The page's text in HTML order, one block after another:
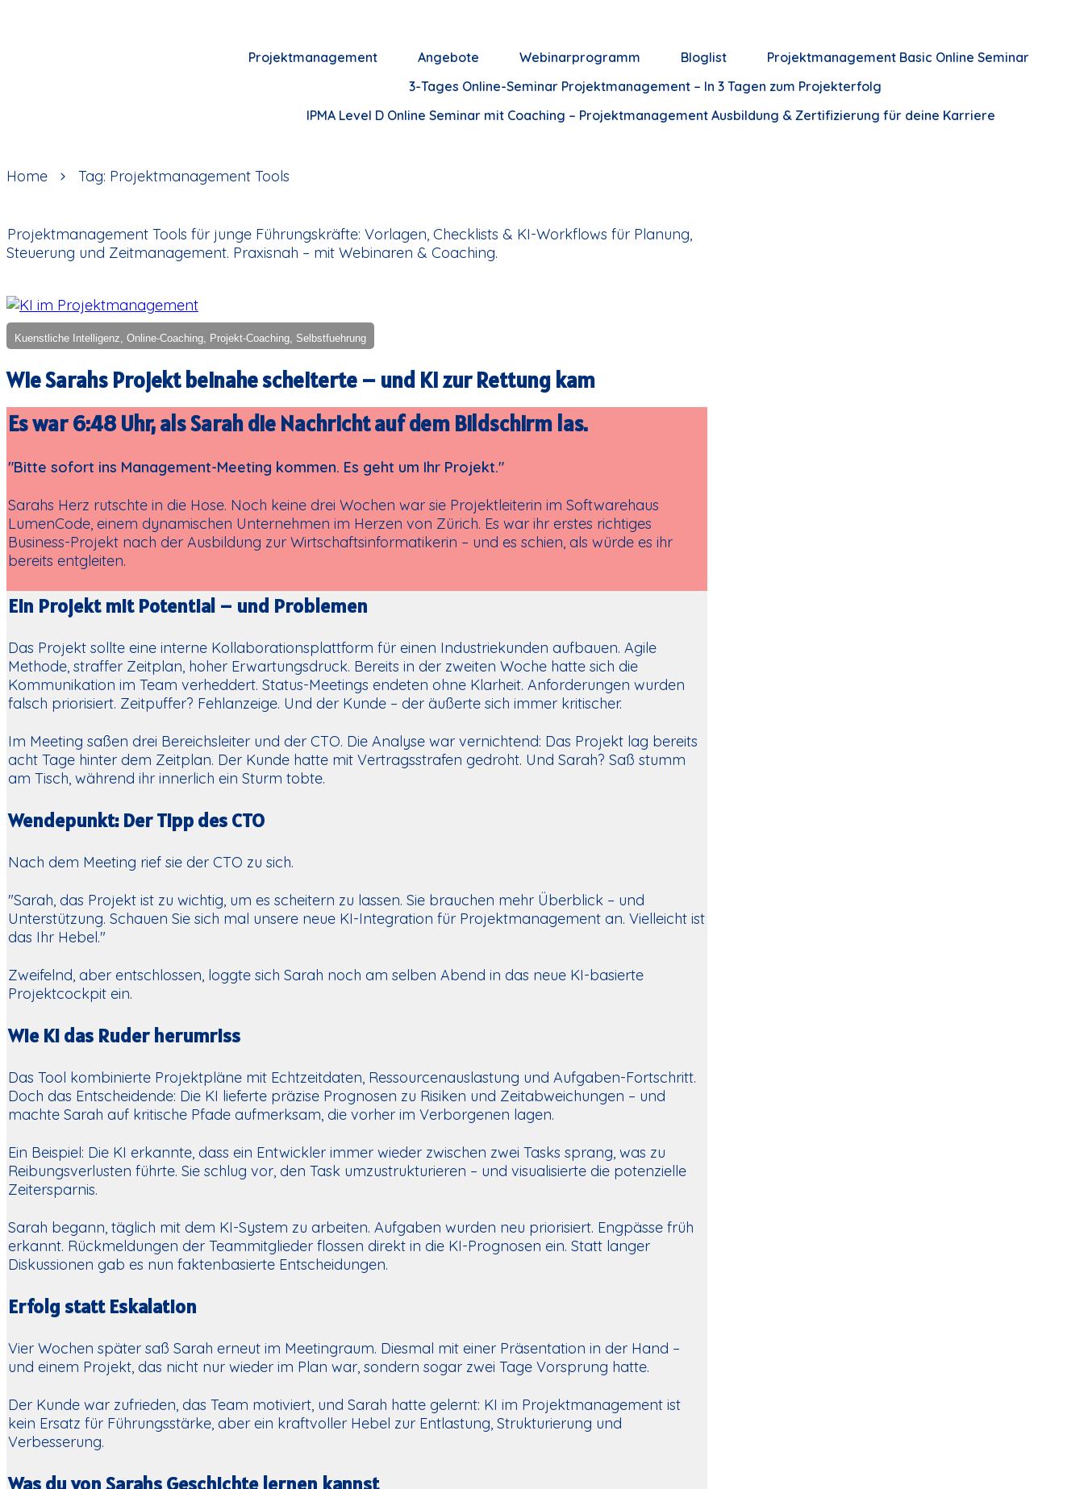
Projektmanagement Angebote Webinarprogramm Bloglist
Projektmanagement Basic Online Seminar
3-Tages Online-Seminar Projektmanagement – In 3 Tagen zum Projekterfolg
IPMA Level D Online Seminar mit Coaching – Projektmanagement Ausbildung & Zertifizierung für deine Karriere
Home Tag: Projektmanagement Tools
Projektmanagement Tools für junge Führungskräfte: Vorlagen, Checklists & KI-Workflows für Planung,
Steuerung und Zeitmanagement. Praxisnah – mit Webinaren & Coaching.
Kuenstliche Intelligenz, Online-Coaching, Projekt-Coaching, Selbstfuehrung
Wie Sarahs Projekt beinahe scheiterte – und KI zur Rettung kam
Es war 6:48 Uhr, als Sarah die Nachricht auf dem Bildschirm las.
"Bitte sofort ins Management-Meeting kommen. Es geht um Ihr Projekt."
Sarahs Herz rutschte in die Hose. Noch keine drei Wochen war sie Projektleiterin im Softwarehaus
LumenCode, einem dynamischen Unternehmen im Herzen von Zürich. Es war ihr erstes richtiges
Business-Projekt nach der Ausbildung zur Wirtschaftsinformatikerin – und es schien, als würde es ihr
bereits entgleiten.
Ein Projekt mit Potential – und Problemen
Das Projekt sollte eine interne Kollaborationsplattform für einen Industriekunden aufbauen. Agile
Methode, straffer Zeitplan, hoher Erwartungsdruck. Bereits in der zweiten Woche hatte sich die
Kommunikation im Team verheddert. Status-Meetings endeten ohne Klarheit. Anforderungen wurden
falsch priorisiert. Zeitpuffer? Fehlanzeige. Und der Kunde – der äußerte sich immer kritischer.
Im Meeting saßen drei Bereichsleiter und der CTO. Die Analyse war vernichtend: Das Projekt lag bereits
acht Tage hinter dem Zeitplan. Der Kunde hatte mit Vertragsstrafen gedroht. Und Sarah? Saß stumm
am Tisch, während ihr innerlich ein Sturm tobte.
Wendepunkt: Der Tipp des CTO
Nach dem Meeting rief sie der CTO zu sich.
"Sarah, das Projekt ist zu wichtig, um es scheitern zu lassen. Sie brauchen mehr Überblick – und
Unterstützung. Schauen Sie sich mal unsere neue KI-Integration für Projektmanagement an. Vielleicht ist
das Ihr Hebel."
Zweifelnd, aber entschlossen, loggte sich Sarah noch am selben Abend in das neue KI-basierte
Projektcockpit ein.
Wie KI das Ruder herumriss
Das Tool kombinierte Projektpläne mit Echtzeitdaten, Ressourcenauslastung und Aufgaben-Fortschritt.
Doch das Entscheidende: Die KI lieferte präzise Prognosen zu Risiken und Zeitabweichungen – und
machte Sarah auf kritische Pfade aufmerksam, die vorher im Verborgenen lagen.
Ein Beispiel: Die KI erkannte, dass ein Entwickler immer wieder zwischen zwei Tasks sprang, was zu
Reibungsverlusten führte. Sie schlug vor, den Task umzustrukturieren – und visualisierte die potenzielle
Zeitersparnis.
Sarah begann, täglich mit dem KI-System zu arbeiten. Aufgaben wurden neu priorisiert. Engpässe früh
erkannt. Rückmeldungen der Teammitglieder flossen direkt in die KI-Prognosen ein. Statt langer
Diskussionen gab es nun faktenbasierte Entscheidungen.
Erfolg statt Eskalation
Vier Wochen später saß Sarah erneut im Meetingraum. Diesmal mit einer Präsentation in der Hand –
und einem Projekt, das nicht nur wieder im Plan war, sondern sogar zwei Tage Vorsprung hatte.
Der Kunde war zufrieden, das Team motiviert, und Sarah hatte gelernt: KI im Projektmanagement ist
kein Ersatz für Führungsstärke, aber ein kraftvoller Hebel zur Entlastung, Strukturierung und
Verbesserung.
Was du von Sarahs Geschichte lernen kannst